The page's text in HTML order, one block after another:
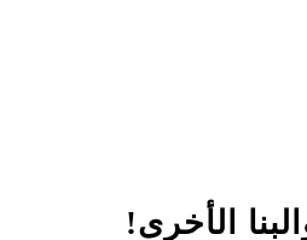
الأخرى!